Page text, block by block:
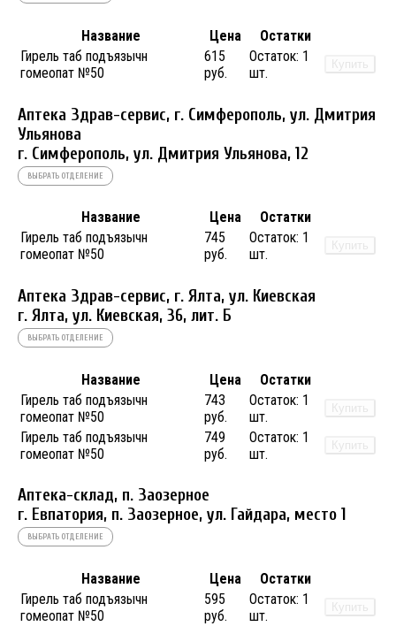
Название Цена
Остатки
Гирель таб подъязычн
гомеопат №50
615
руб.
Остаток: 1
шт.
Купить
Аптека Здрав-сервис, г. Симферополь, ул. Дмитрия
Ульянова
г. Симферополь, ул. Дмитрия Ульянова, 12
ВЫБРАТЬ ОТДЕЛЕНИЕ
Название Цена
Остатки
Гирель таб подъязычн
гомеопат №50
745
руб.
Остаток: 1
шт.
Купить
Аптека Здрав-сервис, г. Ялта, ул. Киевская
г. Ялта, ул. Киевская, 36, лит. Б
ВЫБРАТЬ ОТДЕЛЕНИЕ
Название Цена
Остатки
Гирель таб подъязычн
гомеопат №50
743
руб.
Остаток: 1
шт.
Купить
Гирель таб подъязычн
гомеопат №50
749
руб.
Остаток: 1
шт.
Купить
Аптека-склад, п. Заозерное
г. Евпатория, п. Заозерное, ул. Гайдара, место 1
ВЫБРАТЬ ОТДЕЛЕНИЕ
Название Цена
Остатки
Гирель таб подъязычн
гомеопат №50
595
руб.
Остаток: 1
шт.
Купить